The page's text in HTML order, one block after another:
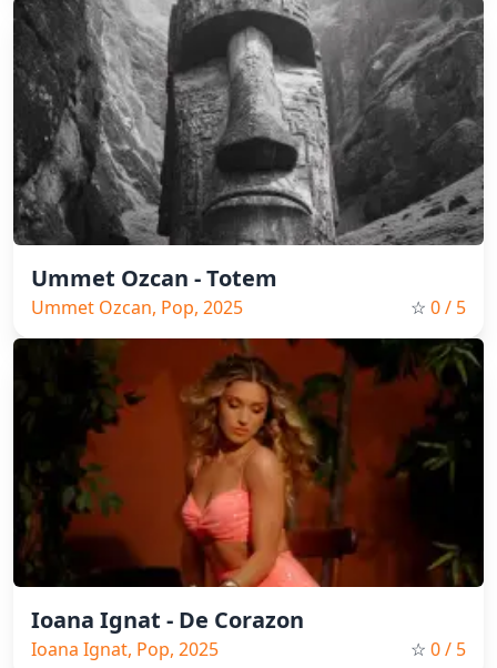
Ummet Ozcan - Totem
Ummet Ozcan, Pop, 2025 ☆ 0/ 5
Ioana Ignat - De Corazon
Ioana Ignat, Pop, 2025 ☆ 0/ 5